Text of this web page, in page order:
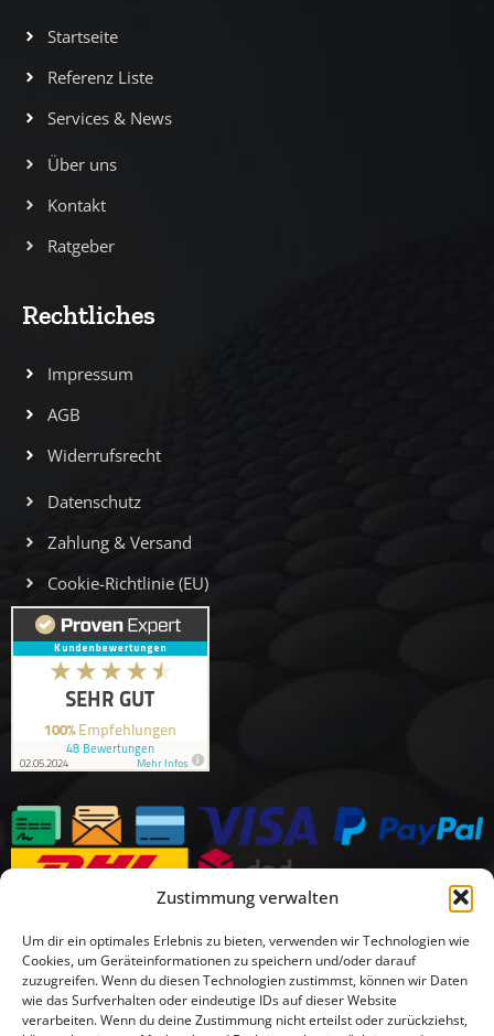
Zustimmung verwalten
Um dir ein optimales Erlebnis zu bieten, verwenden wir Technologien wie
Cookies, um Geräteinformationen zu speichern und/oder darauf
zuzugreifen. Wenn du diesen Technologien zustimmst, können wir Daten
wie das Surfverhalten oder eindeutige IDs auf dieser Website
verarbeiten. Wenn du deine Zustimmung nicht erteilst oder zurückziehst,
Startseite
Referenz Liste
Services & News
Über uns
Kontakt
Ratgeber
Rechtliches
Impressum
AGB
Widerrufsrecht
Datenschutz
Zahlung & Versand
Cookie-Richtlinie (EU)